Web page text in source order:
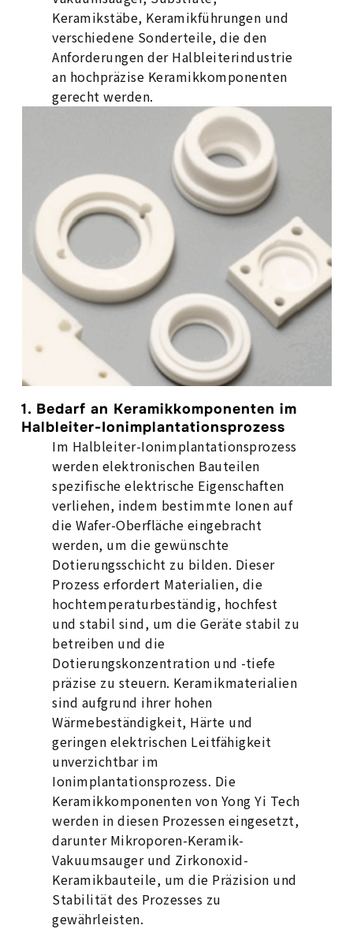
Keramikstäbe, Keramikführungen und
verschiedene Sonderteile, die den
Anforderungen der Halbleiterindustrie
an hochpräzise Keramikkomponenten
gerecht werden.
1. Bedarf an Keramikkomponenten im
Halbleiter-Ionimplantationsprozess
Im Halbleiter-Ionimplantationsprozess
werden elektronischen Bauteilen
spezifische elektrische Eigenschaften
verliehen, indem bestimmte Ionen auf
die Wafer-Oberfläche eingebracht
werden, um die gewünschte
Dotierungsschicht zu bilden. Dieser
Prozess erfordert Materialien, die
hochtemperaturbeständig, hochfest
und stabil sind, um die Geräte stabil zu
betreiben und die
Dotierungskonzentration und -tiefe
präzise zu steuern. Keramikmaterialien
sind aufgrund ihrer hohen
Wärmebeständigkeit, Härte und
geringen elektrischen Leitfähigkeit
unverzichtbar im
Ionimplantationsprozess. Die
Keramikkomponenten von Yong Yi Tech
werden in diesen Prozessen eingesetzt,
darunter Mikroporen-Keramik-
Vakuumsauger und Zirkonoxid-
Keramikbauteile, um die Präzision und
Stabilität des Prozesses zu
gewährleisten.